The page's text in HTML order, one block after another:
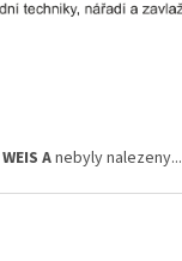
WEIS Anebyly nalezeny...